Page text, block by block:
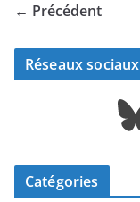
← Précédent
Réseaux sociaux
Bluesky
Catégories